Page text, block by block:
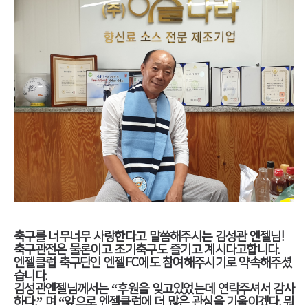
축구를 너무너무 사랑한다고 말씀해주시는 김성관 엔젤님!
축구관전은 물론이고 조기축구도 즐기고 계시다고합니다.
엔젤클럽 축구단인 엔젤FC에도 참여해주시기로 약속해주셨
습니다.
김성관엔젤님께서는 “후원을 잊고있었는데 연락주셔서 감사
하다.” 며 “앞으로 엔젤클럽에 더 많은 관심을 기울이겠다. 뭐